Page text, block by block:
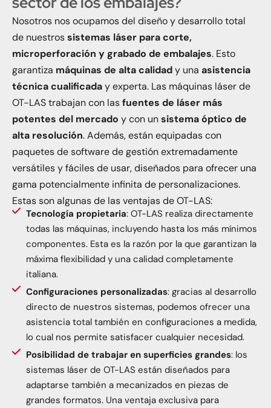
Nosotros nos ocupamos del diseño y desarrollo total
de nuestrossistemas láser para corte,
microperforación y grabado de embalajes. Esto
garantiza máquinas de alta calidady una asistencia
técnica cualificaday experta. Las máquinas láser de
OT-LAS trabajan con lasfuentes de láser más
potentes del mercado y con unsistema óptico de
alta resolución. Además, están equipadas con
paquetes de software de gestión extremadamente
versátiles y fáciles de usar, diseñados para ofrecer una
gama potencialmente infinita de personalizaciones.
Estas son algunas de las ventajas de OT-LAS:
Tecnología propietaria: OT-LAS realiza directamente
todas las máquinas, incluyendo hasta los más mínimos
componentes. Esta es la razón por la que garantizan la
máxima flexibilidad y una calidad completamente
italiana.
Configuraciones personalizadas: gracias al desarrollo
directo de nuestros sistemas, podemos ofrecer una
asistencia total también en configuraciones a medida,
lo cual nos permite satisfacer cualquier necesidad.
Posibilidad de trabajar en superficies grandes: los
sistemas láser de OT-LAS están diseñados para
adaptarse también a mecanizados en piezas de
grandes formatos. Una ventaja exclusiva para